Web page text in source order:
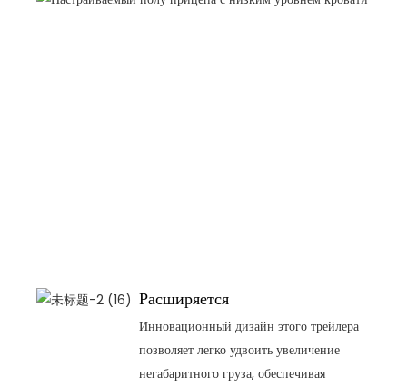
Расширяется
Инновационный дизайн этого трейлера
позволяет легко удвоить увеличение
негабаритного груза, обеспечивая